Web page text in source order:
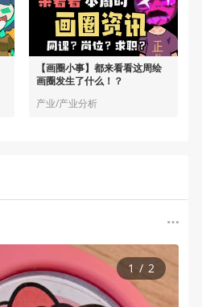
【画圈小事】都来看看这周绘
画圈发生了什么！？
产业/产业分析
1 / 2